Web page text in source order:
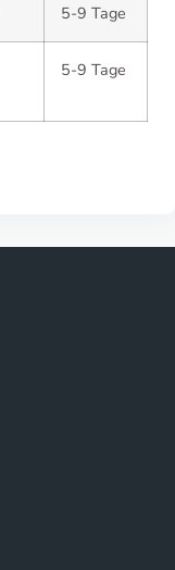
5-9 Tage
5-9 Tage